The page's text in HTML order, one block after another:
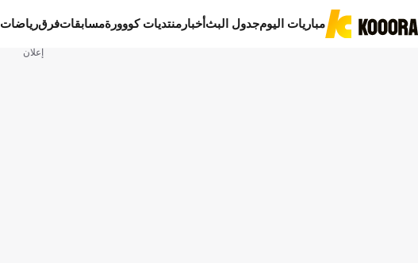
مباريات اليومجدول البثأخبار منتديات كووورةمسابقاتفرقرياضات
إعلان